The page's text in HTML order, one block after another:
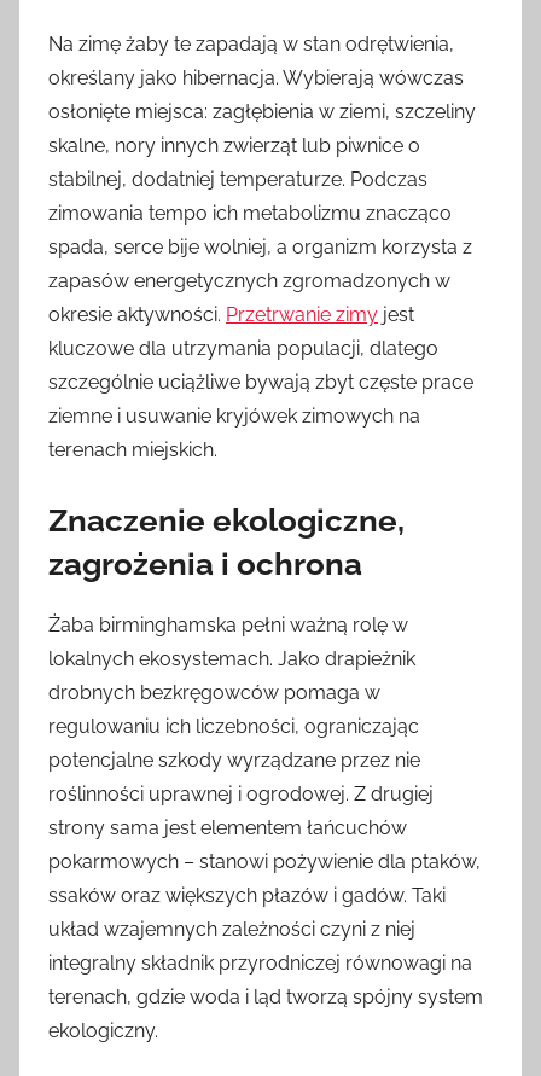
Na zimę żaby te zapadają w stan odrętwienia,
określany jako hibernacja. Wybierają wówczas
osłonięte miejsca: zagłębienia w ziemi, szczeliny
skalne, nory innych zwierząt lub piwnice o
stabilnej, dodatniej temperaturze. Podczas
zimowania tempo ich metabolizmu znacząco
spada, serce bije wolniej, a organizm korzysta z
zapasów energetycznych zgromadzonych w
okresie aktywności. Przetrwanie zimy jest
kluczowe dla utrzymania populacji, dlatego
szczególnie uciążliwe bywają zbyt częste prace
ziemne i usuwanie kryjówek zimowych na
terenach miejskich.
Znaczenie ekologiczne,
zagrożenia i ochrona
Żaba birminghamska pełni ważną rolę w
lokalnych ekosystemach. Jako drapieżnik
drobnych bezkręgowców pomaga w
regulowaniu ich liczebności, ograniczając
potencjalne szkody wyrządzane przez nie
roślinności uprawnej i ogrodowej. Z drugiej
strony sama jest elementem łańcuchów
pokarmowych – stanowi pożywienie dla ptaków,
ssaków oraz większych płazów i gadów. Taki
układ wzajemnych zależności czyni z niej
integralny składnik przyrodniczej równowagi na
terenach, gdzie woda i ląd tworzą spójny system
ekologiczny.